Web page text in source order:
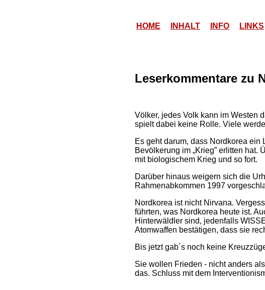
HOME INHALT INFO LINKS
Leserkommentare zu
Völker, jedes Volk kann im Westen
spielt dabei keine Rolle. Viele
Es geht darum, dass Nordkorea
Bevölkerung im „Krieg” erlitten hat.
mit biologischem Krieg und so fort.
Darüber hinaus weigern sich die
Rahmenabkommen 1997
Nordkorea ist nicht Nirvana.
führten, was Nordkorea heute ist.
Hinterwäldler sind, jedenfalls
Atomwaffen bestätigen, dass sie
Bis jetzt gab´s noch keine
Sie wollen Frieden - nicht anders
das. Schluss mit dem